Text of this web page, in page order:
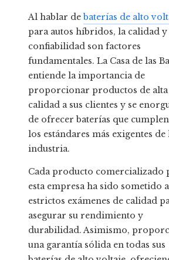
Al hablar de baterías de alto
para autos híbridos, la calidad y
confiabilidad son factores
fundamentales. La Casa de las
entiende la importancia de
proporcionar productos de alta
calidad a sus clientes y se
de ofrecer baterías que
los estándares más exigentes de
industria.
Cada producto comercializado
esta empresa ha sido sometido a
estrictos exámenes de calidad
asegurar su rendimiento y
durabilidad. Asimismo,
una garantía sólida en todas sus